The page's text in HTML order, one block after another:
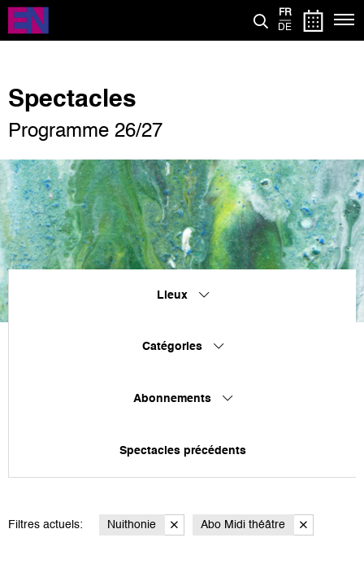
Aller
contenu
FR
DE
Spectacles
Programme 26/27
Lieux
Catégories
Abonnements
Spectacles précédents
Filtres actuels: Nuithonie Abo Midi théâtre